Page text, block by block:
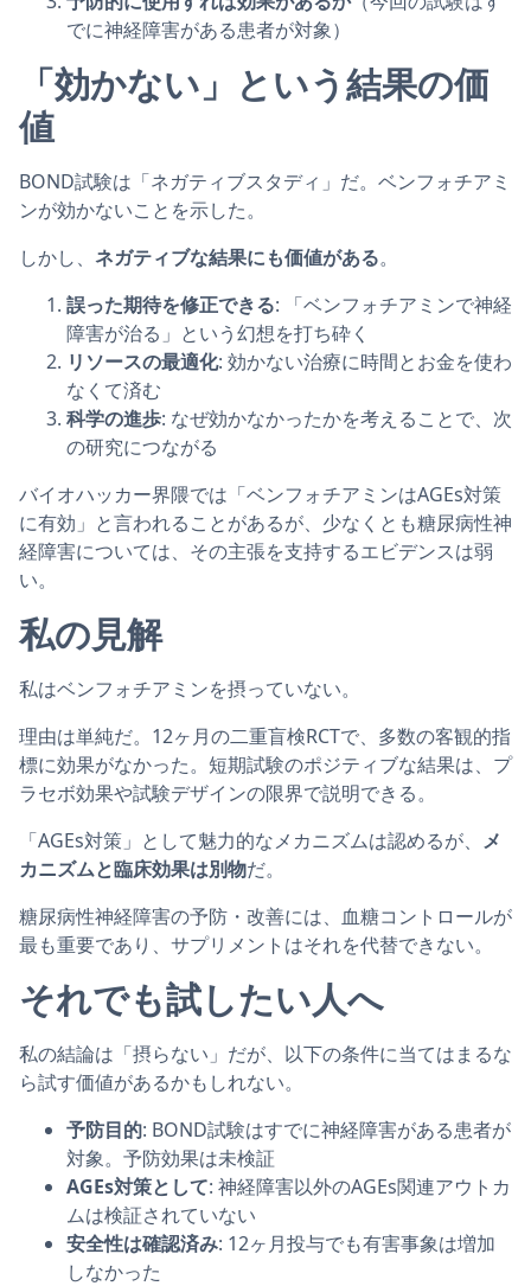
でに神経障害がある患者が対象）
「効かない」という結果の価
値
BOND試験は「ネガティブスタディ」だ。ベンフォチアミ
ンが効かないことを示した。
しかし、 ネガティブな結果にも価値がある。
誤った期待を修正できる: 「ベンフォチアミンで神経
障害が治る」という幻想を打ち砕く
リソースの最適化: 効かない治療に時間とお金を使わ
なくて済む
科学の進歩: なぜ効かなかったかを考えることで、次
の研究につながる
バイオハッカー界隈では「ベンフォチアミンはAGEs対策
に有効」と言われることがあるが、少なくとも糖尿病性神
経障害については、その主張を支持するエビデンスは弱
い。
私の見解
私はベンフォチアミンを摂っていない。
理由は単純だ。12ヶ月の二重盲検RCTで、多数の客観的指
標に効果がなかった。短期試験のポジティブな結果は、プ
ラセボ効果や試験デザインの限界で説明できる。
「AGEs対策」として魅力的なメカニズムは認めるが、 メ
カニズムと臨床効果は別物だ。
糖尿病性神経障害の予防・改善には、血糖コントロールが
最も重要であり、サプリメントはそれを代替できない。
それでも試したい人へ
私の結論は「摂らない」だが、以下の条件に当てはまるな
ら試す価値があるかもしれない。
予防目的: BOND試験はすでに神経障害がある患者が
対象。予防効果は未検証
AGEs対策として: 神経障害以外のAGEs関連アウトカ
ムは検証されていない
安全性は確認済み: 12ヶ月投与でも有害事象は増加
しなかった